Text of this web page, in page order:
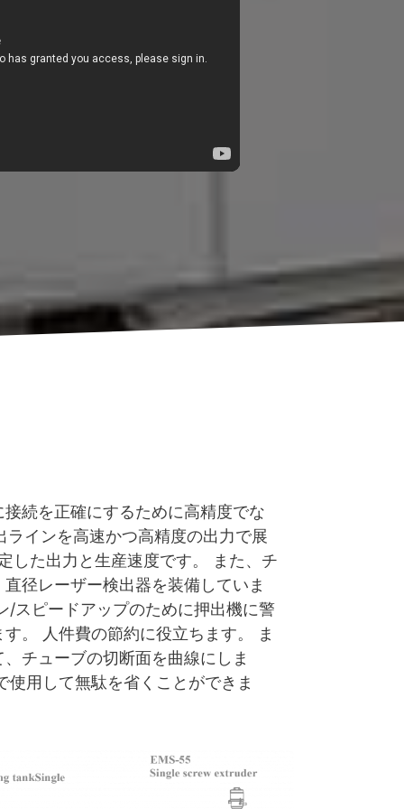
続を正確にするために高精度でな
インを高速かつ高精度の出力で展
た出力と生産速度です。 また、チ
径レーザー検出器を装備していま
/スピードアップのために押出機に警
。 人件費の節約に役立ちます。 ま
チューブの切断面を曲線にしま
用して無駄を省くことができま